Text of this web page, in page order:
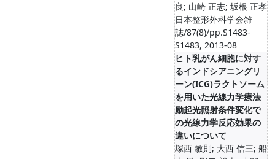
良; 山崎 正志; 坂根 正孝
日本整形外科学会雑
誌/87(8)/pp.S1483-
S1483, 2013-08
ヒト乳がん細胞に対す
るインドシアニングリ
ーン(ICG)ラクトソーム
を用いた光線力学療法
励起光照射条件変化で
の光線力学反応効果の
違いについて
塚西 敏則; 大西 信三; 船